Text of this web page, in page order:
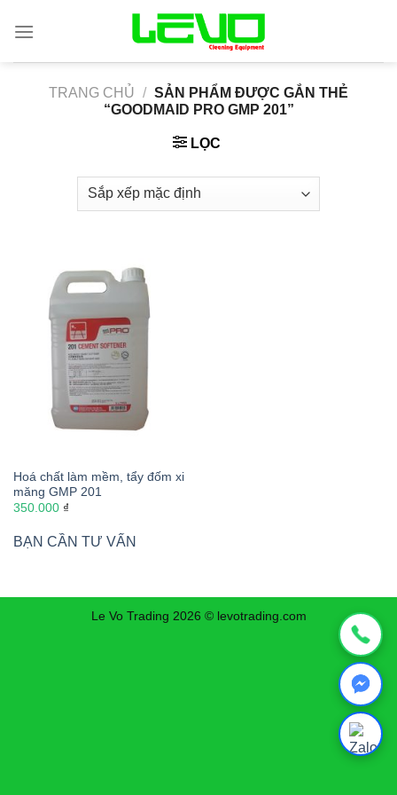
TRANG CHỦ / SẢN PHẨM ĐƯỢC GẮN THẺ
“GOODMAID PRO GMP 201”
LỌC
Hoá chất làm mềm, tẩy đốm xi
măng GMP 201
350.000 ₫
BẠN CẦN TƯ VẤN
Le Vo Trading 2026 © levotrading.com